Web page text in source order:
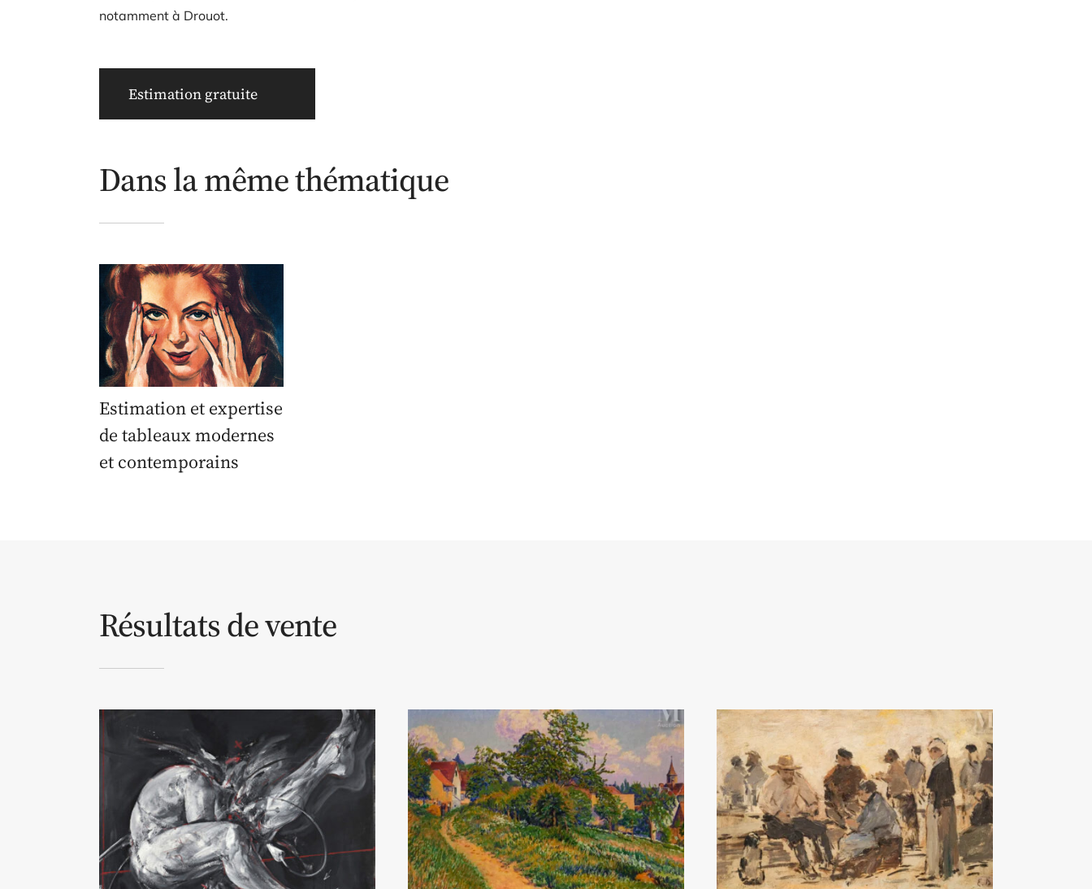
notamment à Drouot.
Estimation gratuite
Dans la même thématique
Estimation et expertise
de tableaux modernes
et contemporains
Résultats de vente